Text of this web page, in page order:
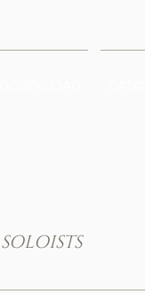
SOLOISTS